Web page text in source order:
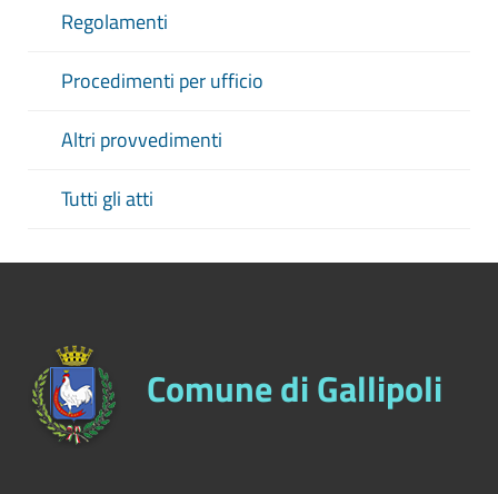
Regolamenti
Procedimenti per ufficio
Altri provvedimenti
Tutti gli atti
Comune di Gallipoli